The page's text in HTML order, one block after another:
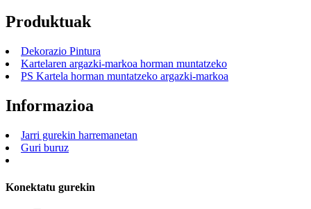
Produktuak
Dekorazio Pintura
Kartelaren argazki-markoa horman muntatzeko
PS Kartela horman muntatzeko argazki-markoa
Informazioa
Jarri gurekin harremanetan
Guri buruz
Konektatu gurekin